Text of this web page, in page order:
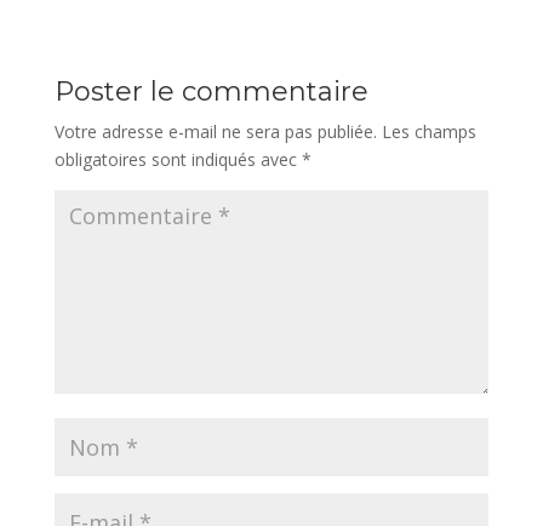
Poster le commentaire
Votre adresse e-mail ne sera pas publiée. Les champs
obligatoires sont indiqués avec *